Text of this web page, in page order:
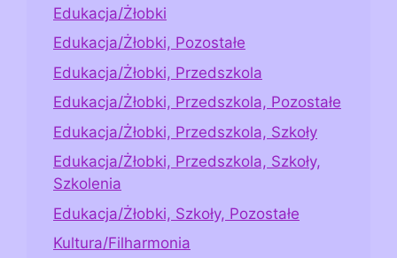
Edukacja/Żłobki
Edukacja/Żłobki, Pozostałe
Edukacja/Żłobki, Przedszkola
Edukacja/Żłobki, Przedszkola, Pozostałe
Edukacja/Żłobki, Przedszkola, Szkoły
Edukacja/Żłobki, Przedszkola, Szkoły,
Szkolenia
Edukacja/Żłobki, Szkoły, Pozostałe
Kultura/Filharmonia